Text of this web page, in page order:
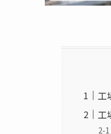
工
工